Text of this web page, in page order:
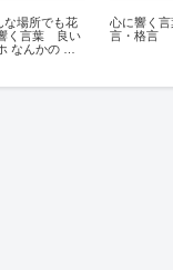
場所でも花
く言葉 良い
なんかの 待
心に響く
言・格言